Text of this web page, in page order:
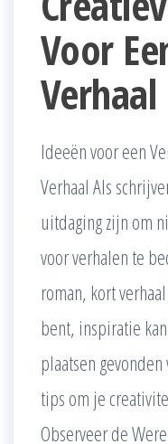
Voor
Verhaal
Ideeën voor een
Verhaal Als
uitdaging zijn om
voor verhalen te
roman, kort
bent, inspiratie
plaatsen
tips om je
Observeer de